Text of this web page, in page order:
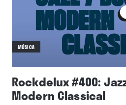
MÚSICA
Rockdelux #400:
Modern Classical